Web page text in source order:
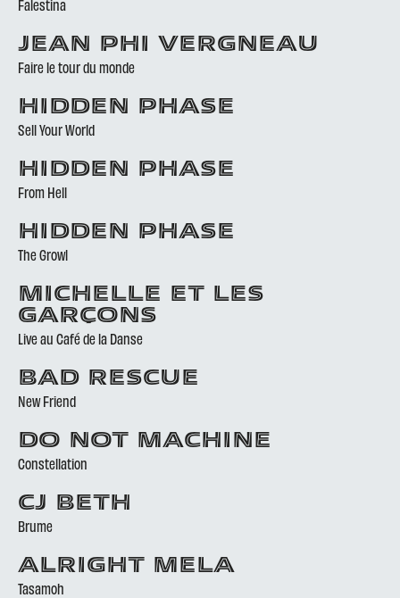
Falestina
JEAN PHI VERGNEAU
Faire le tour du monde
HIDDEN PHASE
Sell Your World
HIDDEN PHASE
From Hell
HIDDEN PHASE
The Growl
MICHELLE ET LES
GARÇONS
Live au Café de la Danse
BAD RESCUE
New Friend
DO NOT MACHINE
Constellation
CJ BETH
Brume
ALRIGHT MELA
Tasamoh